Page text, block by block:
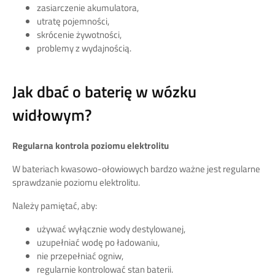
zasiarczenie akumulatora,
utratę pojemności,
skrócenie żywotności,
problemy z wydajnością.
Jak dbać o baterię w wózku
widłowym?
Regularna kontrola poziomu elektrolitu
W bateriach kwasowo-ołowiowych bardzo ważne jest regularne
sprawdzanie poziomu elektrolitu.
Należy pamiętać, aby:
używać wyłącznie wody destylowanej,
uzupełniać wodę po ładowaniu,
nie przepełniać ogniw,
regularnie kontrolować stan baterii.